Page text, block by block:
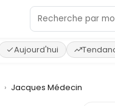
Aujourd'hui
› Jacques Médecin